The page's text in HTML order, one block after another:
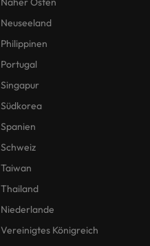
Neuseeland
Philippinen
Portugal
Singapur
Südkorea
Spanien
Schweiz
Taiwan
Thailand
Niederlande
Vereinigtes Königreich